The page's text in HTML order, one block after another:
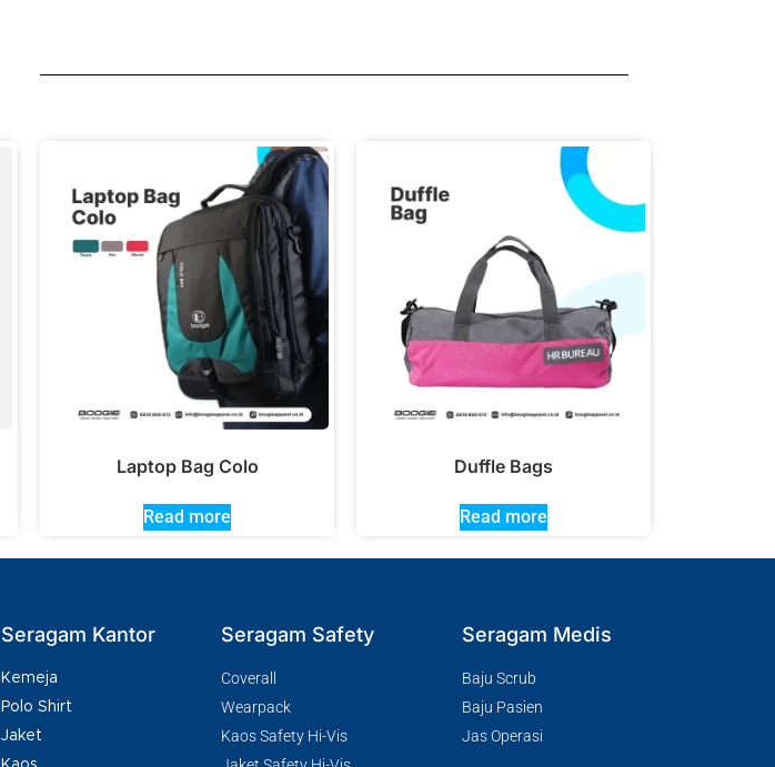
Laptop Bag Colo
Read more
Duffle Bags
Read more
Seragam Kantor
Kemeja
Polo Shirt
Jaket
Seragam Safety
Coverall
Wearpack
Kaos Safety Hi-Vis
Seragam Medis
Baju Scrub
Baju Pasien
Jas Operasi